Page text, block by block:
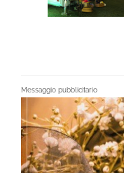
Messaggio pubblicitario